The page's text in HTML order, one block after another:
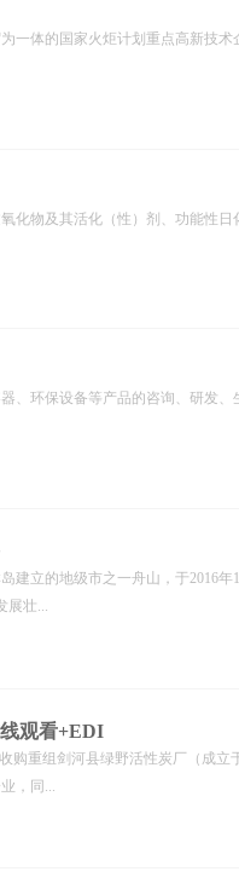
的国家火炬计划重点高新技术
化物及其活化（性）剂、功能性
、环保设备等产品的咨询、研发
建立的地级市之一舟山，于2016年
展壮...
观看+EDI
购重组剑河县绿野活性炭厂（成立
，同...